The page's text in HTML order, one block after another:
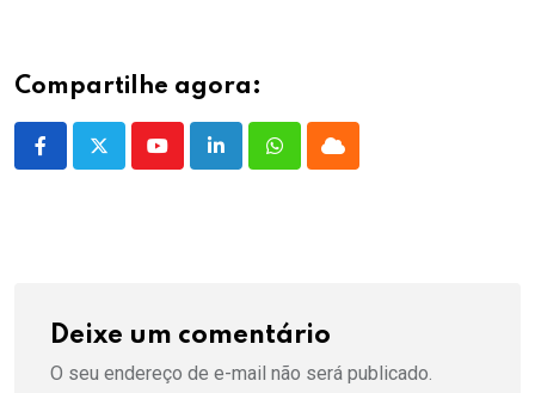
Compartilhe agora:
YoutubeLinkedInWhatsappCloud
Deixe um comentário
O seu endereço de e-mail não será publicado.